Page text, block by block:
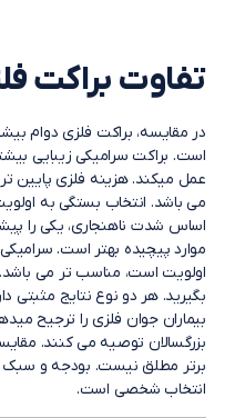
تفاوت براکت
در مقایسه، براکت فلزی دوام
است. براکت سرامیکی زیبایی
عمل میکند. هزینه فلزی پایین
می باشد. انتخاب بستگی به
اساس شدت ناهنجاری، یکی را
موارد پیچیده بهتر است. سرامیکی
اولویت است، مناسب تر می
بگیرید. هر دو نوع نتایج مثبتی
بیماران جوان فلزی را ترجیح
بزرگسالان توصیه می کنند.
برتر مطلق نیست. بودجه و سبک
انتخاب شخصی است.